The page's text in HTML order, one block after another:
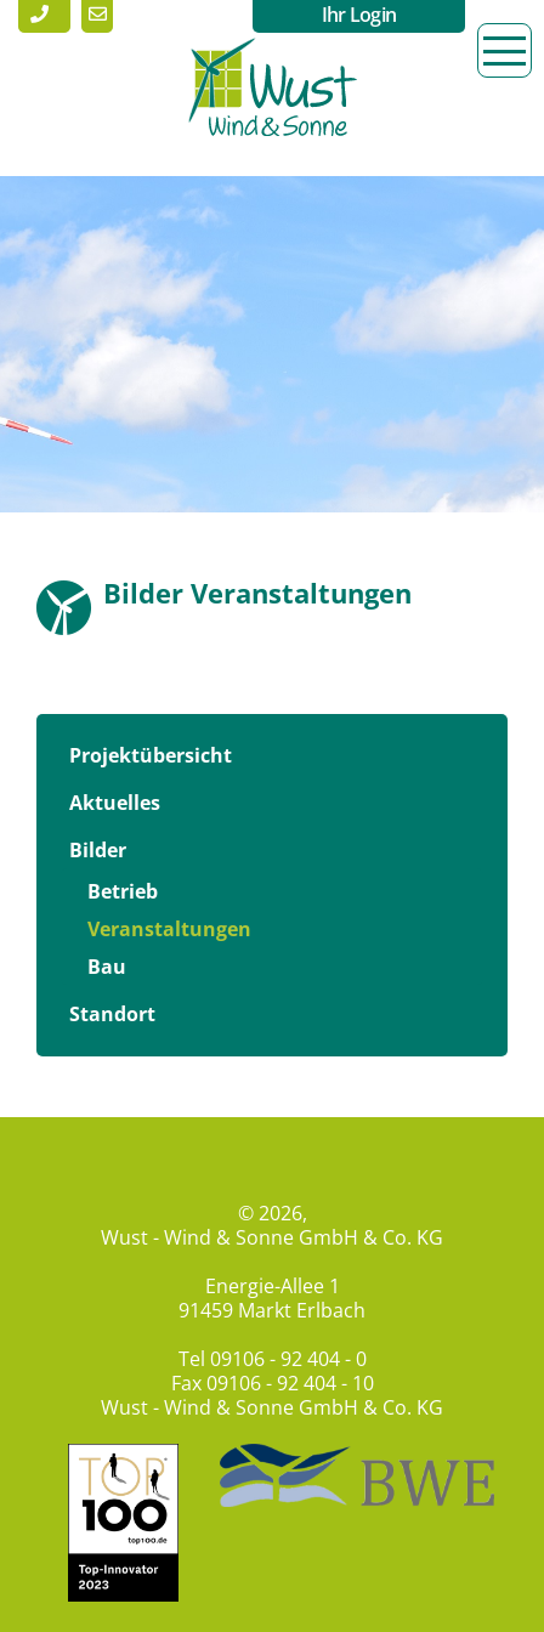
Ihr Login
Bilder Veranstaltungen
Projektübersicht
Aktuelles
Bilder
Betrieb
Veranstaltungen
Bau
Standort
© 2026,
Wust - Wind & Sonne GmbH & Co. KG
Energie-Allee 1
91459 Markt Erlbach
Tel 09106 - 92 404 - 0
Fax 09106 - 92 404 - 10
Wust - Wind & Sonne GmbH & Co. KG